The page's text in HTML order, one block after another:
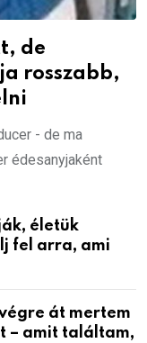
de
rosszabb,
- de ma
édesanyjaként
életük
fel arra, ami
át mertem
– amit találtam,